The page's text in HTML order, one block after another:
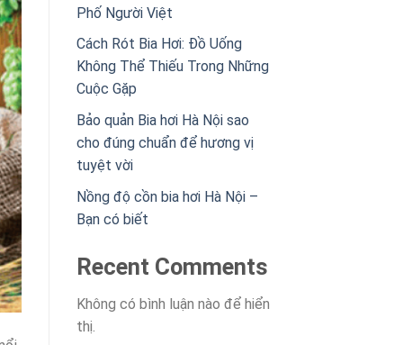
Phố Người Việt
Cách Rót Bia Hơi: Đồ Uống
Không Thể Thiếu Trong Những
Cuộc Gặp
Bảo quản Bia hơi Hà Nội sao
cho đúng chuẩn để hương vị
tuyệt vời
Nồng độ cồn bia hơi Hà Nội –
Bạn có biết
Recent Comments
Không có bình luận nào để hiển
thị.